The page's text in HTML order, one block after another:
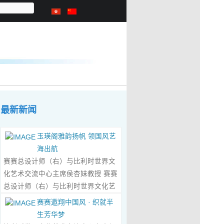
最新新闻
玉瑛阁雅韵扬帆 领国风艺
海出航
赛赛总设计师（右）与比利时世界文
化艺术交流中心主席侯杏妹教授 赛赛
总设计师（右）与比利时世界文化艺
术交流中心主席侯杏妹教授及其题词
合影留念 ‍ 赛赛/文 ‍ 近日有幸与比利时
赛赛遨翔中国风 · 织就半
生芳华梦